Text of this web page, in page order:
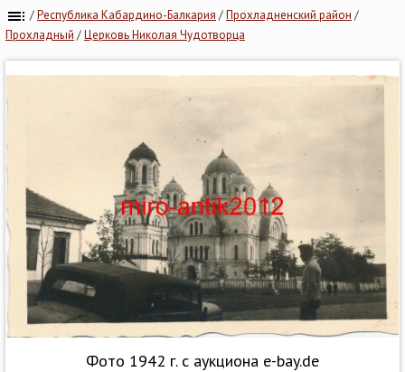
/Республика Кабардино-Балкария /Прохладненский район /
Прохладный /Церковь Николая Чудотворца
Фото 1942 г. с аукциона e-bay.de